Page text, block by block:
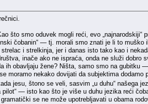
što smo oduvek mogli reći, evo „najnarodskiji“
čobanin“ — tj. morali smo znati je li to
i strelkinja, jer i danas isto tako kao i
inače ako ne ispraća, onda ne služi
ih obavljaju žene? Ništa, samo smo na gubitku
nekako dovijati da subjektima dodamo
jesu, štono se veli, sasvim „u duhu“ našega
— isto kao što je više u duhu jezika reći
se ne može upotrebljavati u obama